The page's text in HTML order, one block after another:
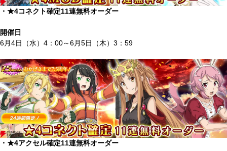
・★4コネクト確定11連無料オーダー
開催日
6月4日（水）4：00～6月5日（木）3：59
・★4アクセル確定11連無料オーダー